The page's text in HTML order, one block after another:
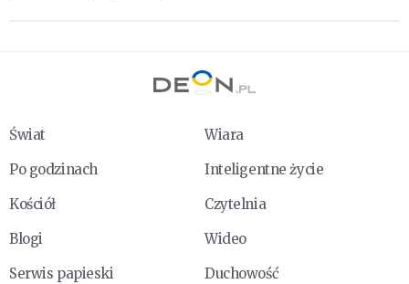
Świat
Wiara
Po godzinach
Inteligentne życie
Kościół
Czytelnia
Blogi
Wideo
Serwis papieski
Duchowość